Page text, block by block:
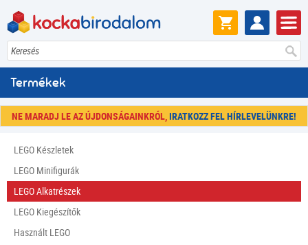
Keresés
Termékek
NE MARADJ LE AZ ÚJDONSÁGAINKRÓL, IRATKOZZ FEL HÍRLEVELÜNKRE!
LEGO Készletek
LEGO Minifigurák
LEGO Alkatrészek
LEGO Kiegészítők
Használt LEGO